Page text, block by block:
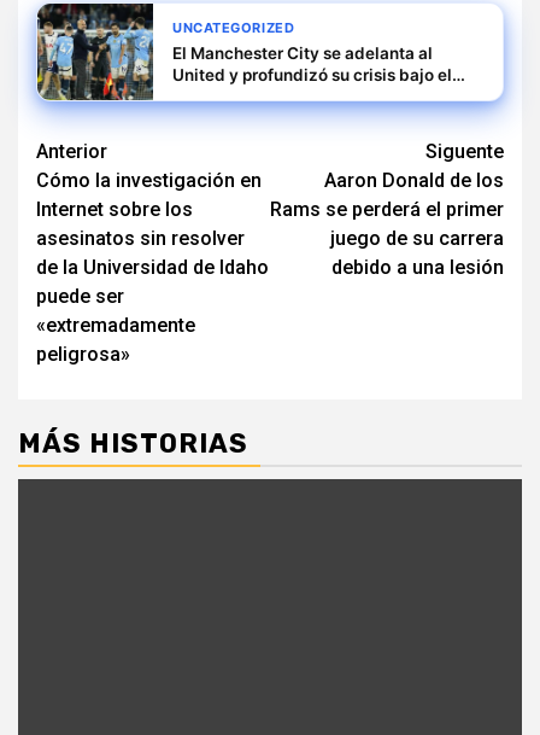
UNCATEGORIZED
El Manchester City se adelanta al
United y profundizó su crisis bajo el
mando de Guardiola
Navegación
de
entradas
Anterior
Cómo la investigación en
Internet sobre los
asesinatos sin resolver
de la Universidad de Idaho
puede ser
«extremadamente
peligrosa»
Siguente
Aaron Donald de los
Rams se perderá el primer
juego de su carrera
debido a una lesión
MÁS HISTORIAS